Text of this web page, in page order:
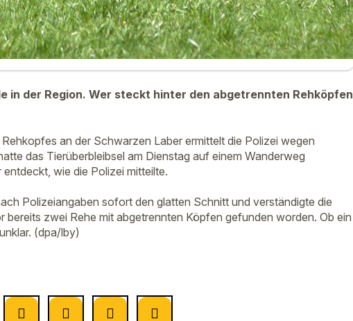
in der Region. Wer steckt hinter den abgetrennten Rehköpfen
an der Schwarzen Laber ermittelt die Polizei wegen
das Tierüberbleibsel am Dienstag auf einem Wanderweg
wie die Polizei mitteilte.
Polizeiangaben sofort den glatten Schnitt und verständigte die
bereits zwei Rehe mit abgetrennten Köpfen gefunden worden. Ob ein
(dpa/lby)